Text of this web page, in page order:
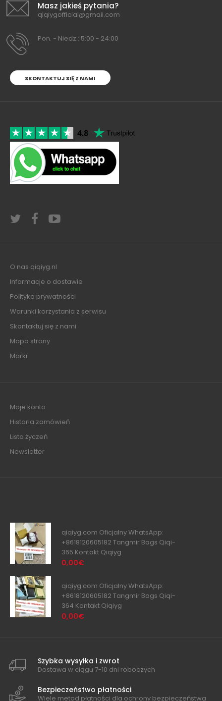
Masz jakieś pytania?
qiqiygofficial@gmail.com
Pon. - Niedz.: 5:00 - 24:00
SKONTAKTUJ SIĘ Z NAMI
O nas qiqiyg.nl
Informacje o dostawie
Polityka prywatności
Warunki korzystania z serwisu
Skontaktuj się z nami
Mapa strony
Marki
Moje konto
Historia zamówień
Lista życzeń
Newsletter
qiqiyg.com Oficjalny WhatsApp:
+8618120605182 Tangmir Bags Qiqi-
365 Kontakt Qiqiyg
0,00€
qiqiyg.com Oficjalny WhatsApp:
+8618120605182 Tangmir Bags Qiqi-
364 Kontakt Qiqiyg
0,00€
Szybka wysyłka i zwrot
Dostawa w ciągu 7-10 dni roboczych
Bezpieczeństwo płatności
Wiele metod płatności dla ochrony bezpieczeństwa